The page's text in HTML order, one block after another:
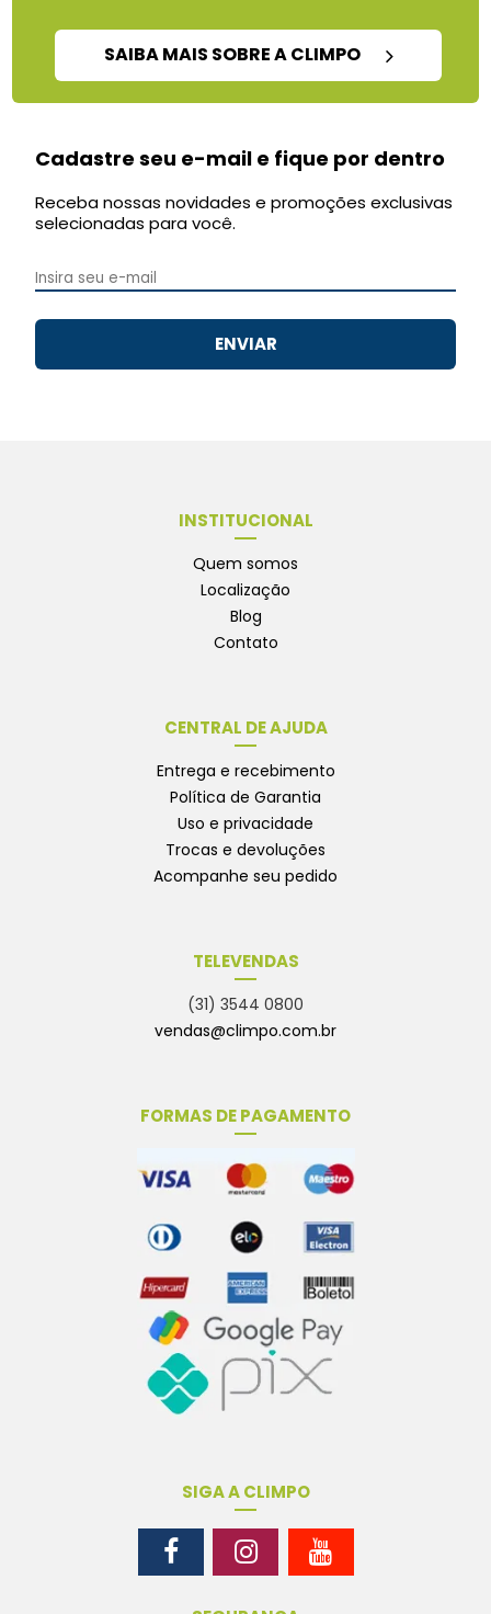
SAIBA MAIS SOBRE A CLIMPO
Cadastre seu e-mail e fique por dentro
Receba nossas novidades e promoções exclusivas
selecionadas para você.
ENVIAR
INSTITUCIONAL
Quem somos
Localização
Blog
Contato
CENTRAL DE AJUDA
Entrega e recebimento
Política de Garantia
Uso e privacidade
Trocas e devoluções
Acompanhe seu pedido
TELEVENDAS
(31) 3544 0800
vendas@climpo.com.br
FORMAS DE PAGAMENTO
SIGA A CLIMPO